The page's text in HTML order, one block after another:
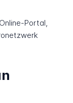
Portal,